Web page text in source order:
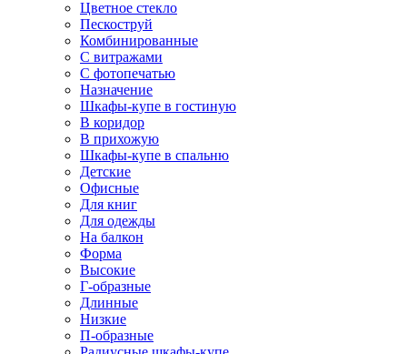
Цветное стекло
Пескоструй
Комбинированные
С витражами
С фотопечатью
Назначение
Шкафы-купе в гостиную
В коридор
В прихожую
Шкафы-купе в спальню
Детские
Офисные
Для книг
Для одежды
На балкон
Форма
Высокие
Г-образные
Длинные
Низкие
П-образные